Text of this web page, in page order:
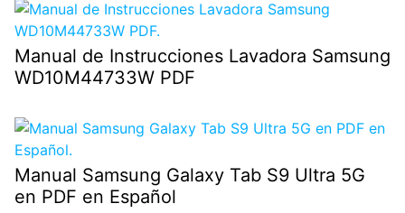
Manual de Instrucciones Lavadora Samsung
WD10M44733W PDF
Manual Samsung Galaxy Tab S9 Ultra 5G
en PDF en Español